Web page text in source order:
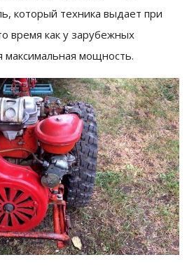
который техника выдает при
время как у зарубежных
максимальная мощность.